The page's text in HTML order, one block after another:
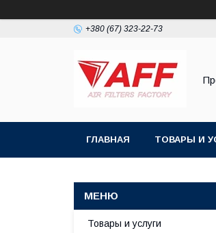
+380 (67) 323-22-73
ГЛАВНАЯ ТОВАРЫ И
Товары и услуги